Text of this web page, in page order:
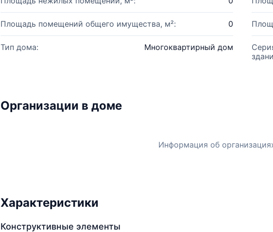
Площадь помещений общего имущества, м²: 0
Тип дома: Многоквартирный дом
Организации в доме
Информация об
Характеристики
Конструктивные элементы